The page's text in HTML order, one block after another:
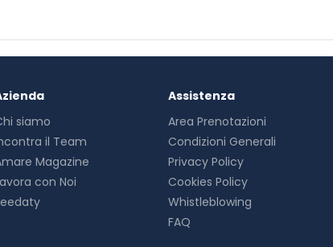
siamo
il Team
Magazine
con Noi
Assistenza
Area Prenotazioni
Condizioni Generali
Privacy Policy
Cookies Policy
Whistleblowing
FAQ